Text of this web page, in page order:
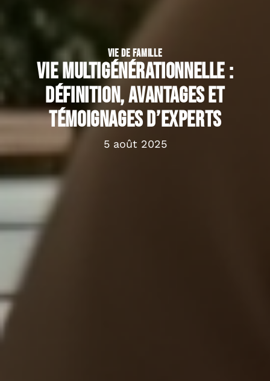
VIE DE FAMILLE
Vie multigénérationnelle :
définition, avantages et
témoignages d’experts
5 août 2025